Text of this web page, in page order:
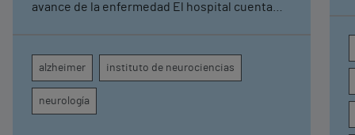
avance de la enfermedad El hospital cuenta
seguimiento clínico de cada paciente
alzheimer instituto de neurociencias
neurología